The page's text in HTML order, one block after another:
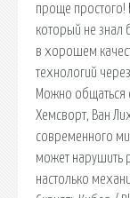
проще простого!
который не знал
в хорошем
технологий
Можно общаться
Хемсворт, Ван
современного
может нарушить
настолько